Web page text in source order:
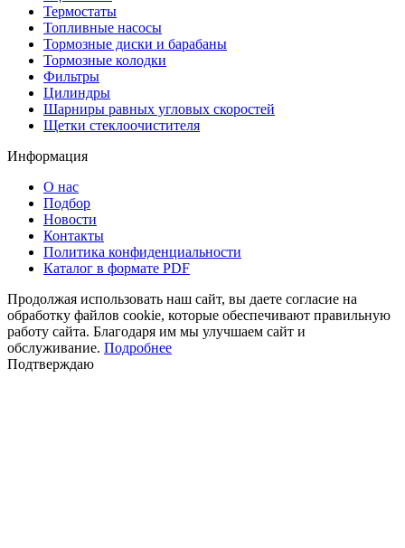
Термостаты
Топливные насосы
Тормозные диски и барабаны
Тормозные колодки
Фильтры
Цилиндры
Шарниры равных угловых скоростей
Щетки стеклоочистителя
Информация
О нас
Подбор
Новости
Контакты
Политика конфиденциальности
Каталог в формате PDF
Продолжая использовать наш сайт, вы даете согласие на
обработку файлов cookie, которые обеспечивают правильную
работу сайта. Благодаря им мы улучшаем сайт и
обслуживание. Подробнее
Подтверждаю